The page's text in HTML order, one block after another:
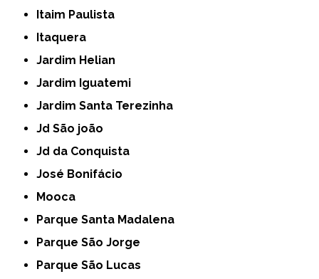
Itaim Paulista
Itaquera
Jardim Helian
Jardim Iguatemi
Jardim Santa Terezinha
Jd São joão
Jd da Conquista
José Bonifácio
Mooca
Parque Santa Madalena
Parque São Jorge
Parque São Lucas